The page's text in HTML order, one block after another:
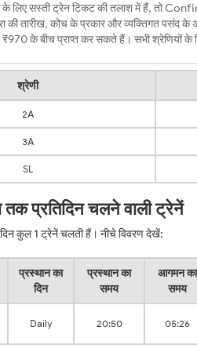
लिए सस्ती ट्रेन टिकट की तलाश में हैं, तो
की तारीख, कोच के प्रकार और व्यक्तिगत पसंद के
के बीच प्राप्त कर सकते हैं। सभी श्रेणियों के
श्रेणी
2A
3A
SL
तक प्रतिदिन चलने वाली ट्रेनें
कुल 1 ट्रेनें चलती हैं। नीचे विवरण देखें:
प्रस्थान का
दिन
प्रस्थान का
समय
आगमन का
समय
Daily 20:50 05:26